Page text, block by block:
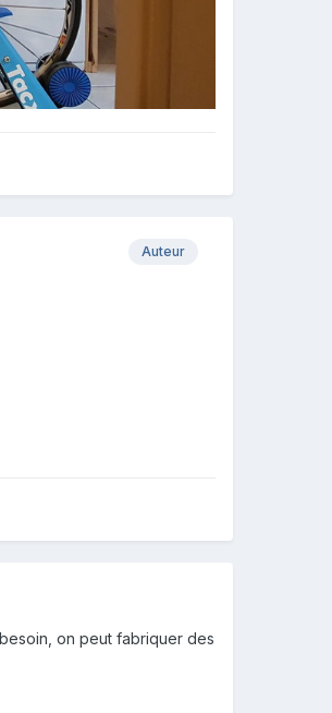
Auteur
on peut fabriquer des